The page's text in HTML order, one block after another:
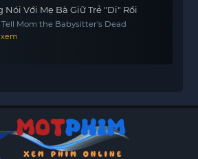
Nói Với Mẹ Bà Giữ Trẻ "Di" Rồi
Mom the Babysitter's Dead